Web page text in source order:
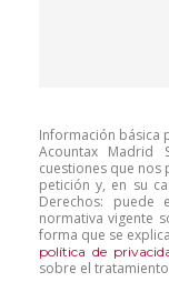
Información básica
Acountax Madrid
cuestiones que nos
petición y, en su
Derechos: puede
normativa vigente
forma que se
política de
sobre el